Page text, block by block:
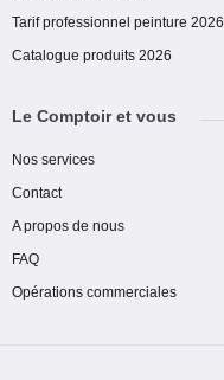
Tarif professionnel peinture 2026
Catalogue produits 2026
Le Comptoir et vous
Nos services
Contact
A propos de nous
FAQ
Opérations commerciales